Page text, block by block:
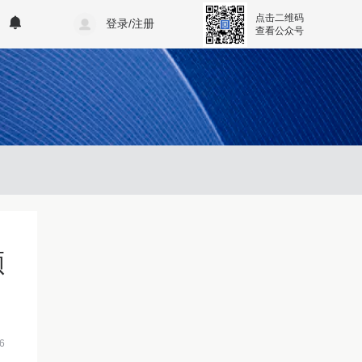
登录/注册
点击二维码
查看公众号